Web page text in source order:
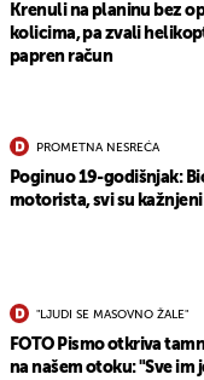
Krenuli na planinu bez
kolicima, pa zvali
papren račun
PROMETNA NESREĆA
Poginuo 19-godišnjak:
motorista, svi su kažnjeni
"LJUDI SE MASOVNO ŽALE"
FOTO Pismo otkriva
na našem otoku: "Sve im